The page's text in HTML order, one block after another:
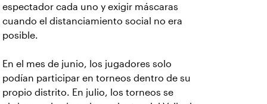
espectador cada uno y exigir máscaras
cuando el distanciamiento social no era
posible.
En el mes de junio, los jugadores solo
podían participar en torneos dentro de su
propio distrito. En julio, los torneos se